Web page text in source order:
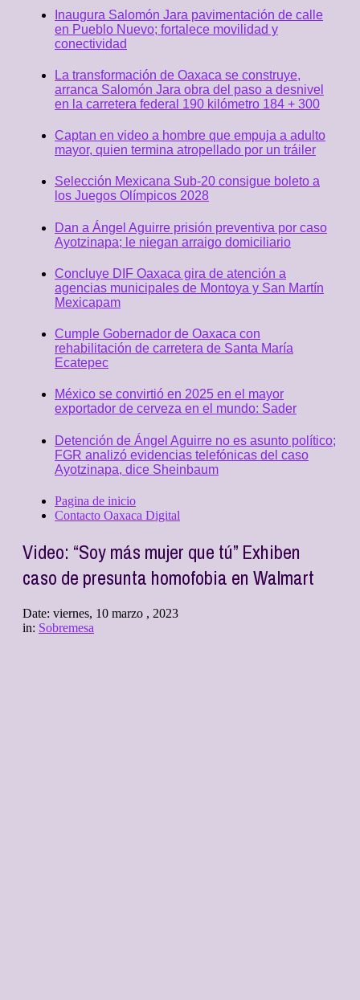
Inaugura Salomón Jara pavimentación de calle
en Pueblo Nuevo; fortalece movilidad y
conectividad
La transformación de Oaxaca se construye,
arranca Salomón Jara obra del paso a desnivel
en la carretera federal 190 kilómetro 184 + 300
Captan en video a hombre que empuja a adulto
mayor, quien termina atropellado por un tráiler
Selección Mexicana Sub-20 consigue boleto a
los Juegos Olímpicos 2028
Dan a Ángel Aguirre prisión preventiva por caso
Ayotzinapa; le niegan arraigo domiciliario
Concluye DIF Oaxaca gira de atención a
agencias municipales de Montoya y San Martín
Mexicapam
Cumple Gobernador de Oaxaca con
rehabilitación de carretera de Santa María
Ecatepec
México se convirtió en 2025 en el mayor
exportador de cerveza en el mundo: Sader
Detención de Ángel Aguirre no es asunto político;
FGR analizó evidencias telefónicas del caso
Ayotzinapa, dice Sheinbaum
Pagina de inicio
Contacto Oaxaca Digital
Video: “Soy más mujer que tú” Exhiben
caso de presunta homofobia en Walmart
Date: viernes, 10 marzo , 2023
in: Sobremesa